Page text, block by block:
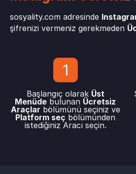
sosyality.com adresinde
şifrenizi vermeniz gerekmeden
1
Başlangıç olarak Üst
Menüde bulunan Ücretsiz
Araçlar bölümünü seçiniz ve
Platform seç bölümünden
istediğiniz Aracı seçin.